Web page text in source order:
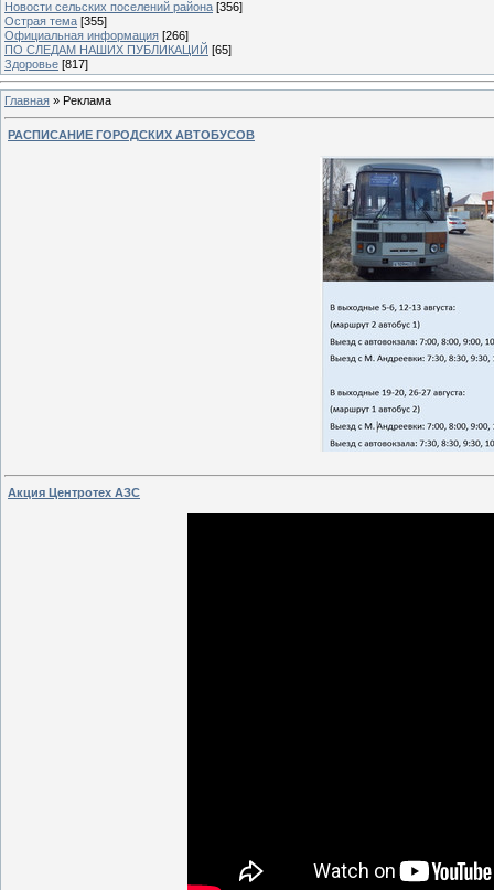
Новости сельских поселений района [356]
Острая тема [355]
Официальная информация [266]
ПО СЛЕДАМ НАШИХ ПУБЛИКАЦИЙ [65]
Здоровье [817]
Главная » Реклама
РАСПИСАНИЕ ГОРОДСКИХ АВТОБУСОВ
Акция Центротех АЗС